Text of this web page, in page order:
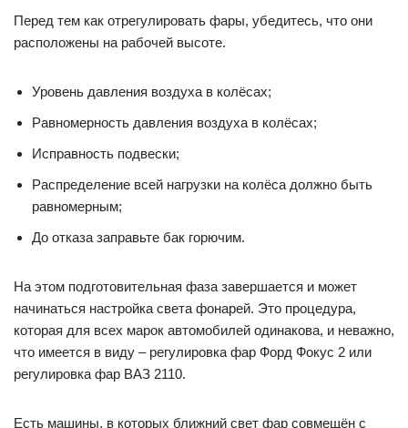
Перед тем как отрегулировать фары, убедитесь, что они
расположены на рабочей высоте.
Уровень давления воздуха в колёсах;
Равномерность давления воздуха в колёсах;
Исправность подвески;
Распределение всей нагрузки на колёса должно быть
равномерным;
До отказа заправьте бак горючим.
На этом подготовительная фаза завершается и может
начинаться настройка света фонарей. Это процедура,
которая для всех марок автомобилей одинакова, и неважно,
что имеется в виду – регулировка фар Форд Фокус 2 или
регулировка фар ВАЗ 2110.
Есть машины, в которых ближний свет фар совмещён с